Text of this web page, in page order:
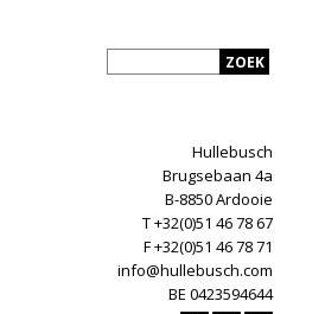
Hullebusch
Brugsebaan 4a
B-8850 Ardooie
T +32(0)51 46 78 67
F +32(0)51 46 78 71
info@hullebusch.com
BE 0423594644